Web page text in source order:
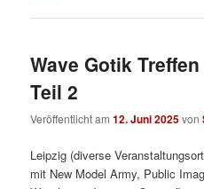
Wave Gotik
Teil 2
Veröffentlicht am12. Juni 2025von
Leipzig (diverse
mit New Model Army, Public